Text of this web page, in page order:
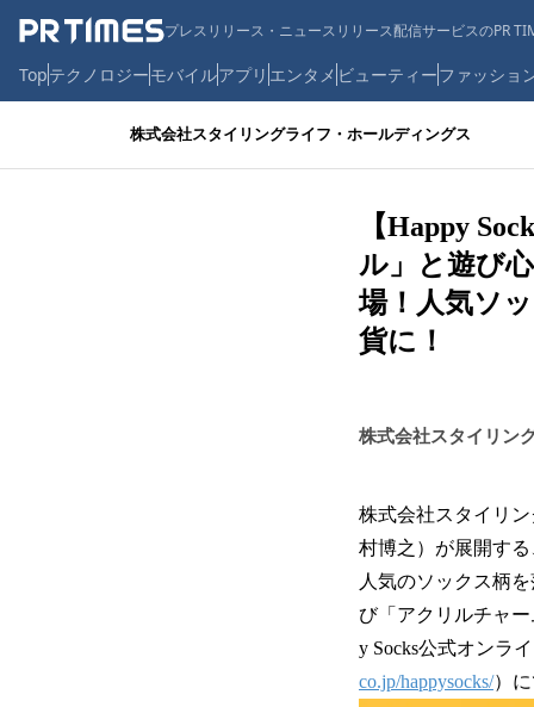
プレスリリース・ニュースリリース配信サービスのPR
Topテクノロジーモバイルアプリ エンタメ ビューティーファッショ
株式会社スタイリングライフ・ホールディングス
【Happy
ル」と遊び
場！人気ソ
貨に！
株式会社スタイリン
株式会社スタイリ
村博之）が展開す
人気のソックス柄
び「アクリルチャー
y Socks公式オンラ
co.jp/happysocks/）